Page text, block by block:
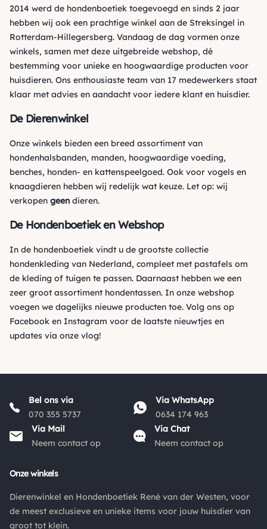
2014 werd de hondenboetiek toegevoegd en sinds 2 jaar
hebben wij ook een prachtige winkel aan de Streksingel in
Rotterdam-Hillegersberg. Vandaag de dag vormen onze
winkels, samen met deze uitgebreide webshop, dé
bestemming voor unieke en hoogwaardige producten voor
huisdieren. Ons enthousiaste team van 17 medewerkers staat
klaar met advies en aandacht voor iedere klant en huisdier.
De Dierenwinkel
Onze winkels bieden een breed assortiment van
hondenhalsbanden, manden, hoogwaardige voeding,
benches, honden- en kattenspeelgoed. Ook voor vogels en
knaagdieren hebben wij redelijk wat keuze. Let op: wij
verkopen geen dieren.
De Hondenboetiek en Webshop
In de hondenboetiek vindt u de grootste collectie
hondenkleding van Nederland, compleet met pastafels om
de kleding of tuigen te passen. Daarnaast hebben we een
zeer groot assortiment hondentassen. In onze webshop
voegen we dagelijks nieuwe producten toe. Volg ons op
Facebook en Instagram voor de laatste nieuwtjes en
updates via onze vlog!
Bel ons via
070 355 5737
Via WhatsApp
0634 174 963
Via Mail
Neem contact op
Via Chat
Neem contact op
Onze winkels
Dierenwinkel en Hondenboetiek René van der Westen, voor
de meest exclusieve en unieke items voor jouw huisdier van
groot tot klein.